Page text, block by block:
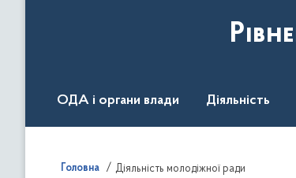
ОДА і органи влади Діяльність
Головна Діяльність молодіжної ради